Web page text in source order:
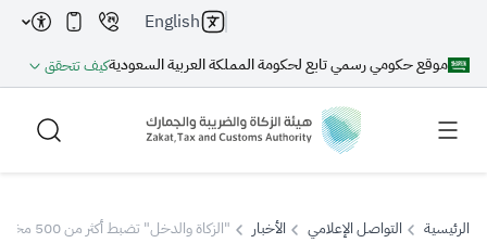
موقع حكومي رسمي تابع لحكومة المملكة العربية السعوديةكيف تتحقق
English
الرئيسية التواصل الإعلامي الأخبار "الزكاة والدخل" تضبط أكثر من 500 مخالفة ضريبية في سبعة أيام